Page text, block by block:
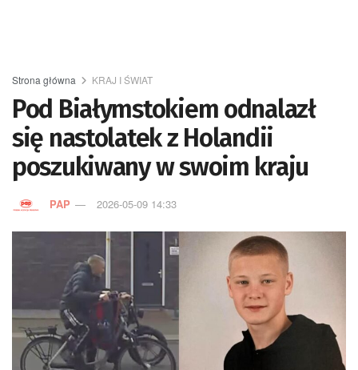
Strona główna KRAJ I ŚWIAT
Pod Białymstokiem odnalazł
się nastolatek z Holandii
poszukiwany w swoim kraju
PAP 2026-05-09 14:33